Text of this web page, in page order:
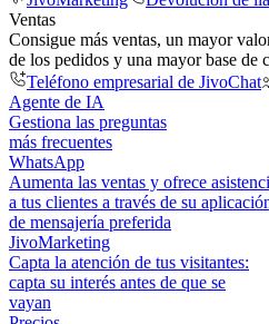
Ventas
Consigue más ventas, un mayor
de los pedidos y una mayor base de
Teléfono empresarial de JivoChat
Agente de IA
Gestiona las preguntas
más frecuentes
WhatsApp
Aumenta las ventas y ofrece
a tus clientes a través de su
de mensajería preferida
JivoMarketing
Capta la atención de tus visitantes:
capta su interés antes de que se
vayan